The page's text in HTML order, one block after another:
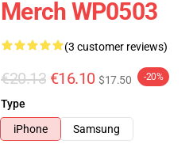
Merch WP0503
(3 customer reviews)
€20.13 €16.10 $17.50 -20%
Type
iPhone
Samsung